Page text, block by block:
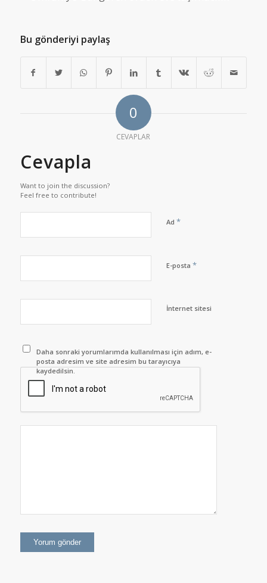
Bu gönderiyi paylaş
0
CEVAPLAR
Cevapla
Want to join the discussion?
Feel free to contribute!
Ad *
E-posta *
İnternet sitesi
Daha sonraki yorumlarımda kullanılması için adım, e-
posta adresim ve site adresim bu tarayıcıya
kaydedilsin.